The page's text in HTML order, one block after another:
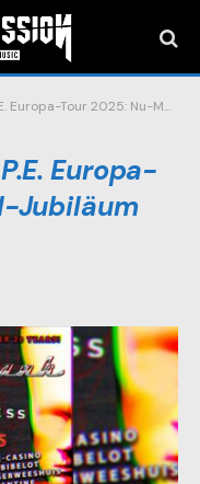
2025: Nu-Metal-Jubiläum live erleben!
Europa-
Jubiläum